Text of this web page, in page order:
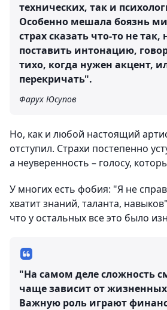
технических, так и
Особенно мешала боязнь
страх сказать что-то не так,
поставить интонацию,
тихо, когда нужен акцент,
перекричать".
Фарух Юсупов
Но, как и любой настоящий
отступил. Страхи постепенно
а неуверенность – голосу,
У многих есть фобия: "Я не
хватит знаний, таланта,
что у остальных все это было
"На самом деле сложность
чаще зависит от жизненных
Важную роль играют